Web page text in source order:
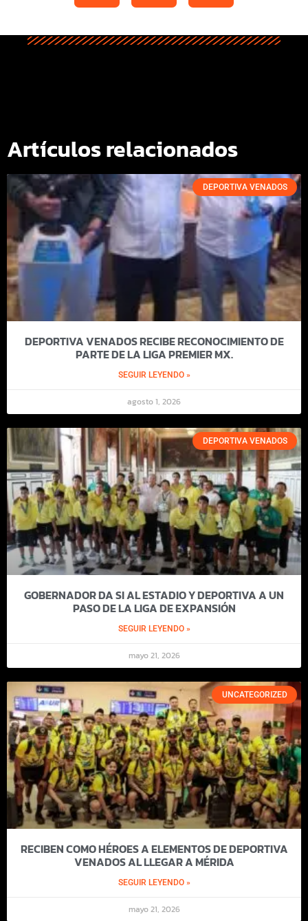
Artículos relacionados
DEPORTIVA VENADOS
DEPORTIVA VENADOS RECIBE RECONOCIMIENTO DE
PARTE DE LA LIGA PREMIER MX.
SEGUIR LEYENDO »
agosto 1, 2026
DEPORTIVA VENADOS
GOBERNADOR DA SI AL ESTADIO Y DEPORTIVA A UN
PASO DE LA LIGA DE EXPANSIÓN
SEGUIR LEYENDO »
mayo 21, 2026
UNCATEGORIZED
RECIBEN COMO HÉROES A ELEMENTOS DE DEPORTIVA
VENADOS AL LLEGAR A MÉRIDA
SEGUIR LEYENDO »
mayo 21, 2026